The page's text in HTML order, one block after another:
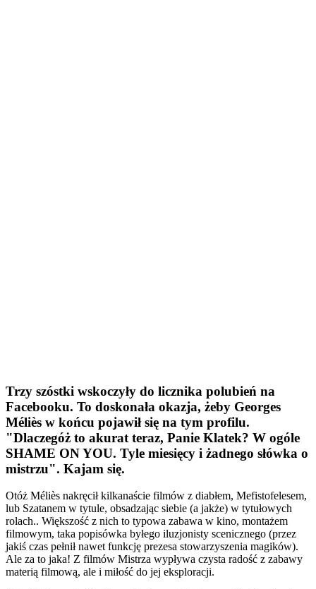
Trzy szóstki wskoczyły do licznika polubień na
Facebooku. To doskonała okazja, żeby Georges
Méliès w końcu pojawił się na tym profilu.
"Dlaczegóż to akurat teraz, Panie Klatek? W ogóle
SHAME ON YOU. Tyle miesięcy i żadnego słówka o
mistrzu". Kajam się.
Otóż Méliès nakręcił kilkanaście filmów z diabłem, Mefistofelesem,
lub Szatanem w tytule, obsadzając siebie (a jakże) w tytułowych
rolach.. Większość z nich to typowa zabawa w kino, montażem
filmowym, taka popisówka byłego iluzjonisty scenicznego (przez
jakiś czas pełnił nawet funkcję prezesa stowarzyszenia magików).
Ale za to jaka! Z filmów Mistrza wypływa czysta radość z zabawy
materią filmową, ale i miłość do jej eksploracji.